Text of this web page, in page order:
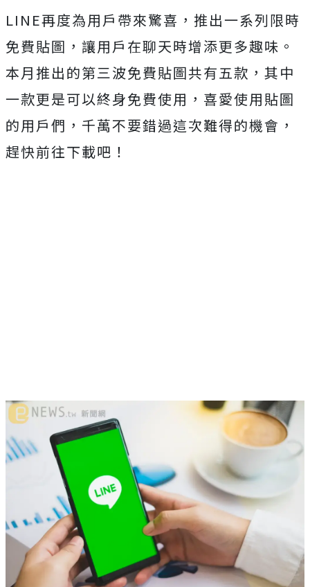
LINE再度為用戶帶來驚喜，推出一系列限時
免費貼圖，讓用戶在聊天時增添更多趣味。
本月推出的第三波免費貼圖共有五款，其中
一款更是可以終身免費使用，喜愛使用貼圖
的用戶們，千萬不要錯過這次難得的機會，
趕快前往下載吧！